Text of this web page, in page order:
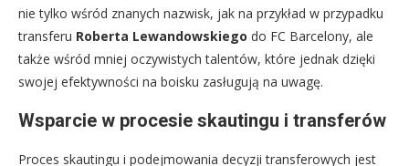
nie tylko wśród znanych nazwisk, jak na przykład w przypadku
transferu Roberta Lewandowskiego do FC Barcelony, ale
także wśród mniej oczywistych talentów, które jednak dzięki
swojej efektywności na boisku zasługują na uwagę.
Wsparcie w procesie skautingu i transferów
Proces skautingu i podejmowania decyzji transferowych jest